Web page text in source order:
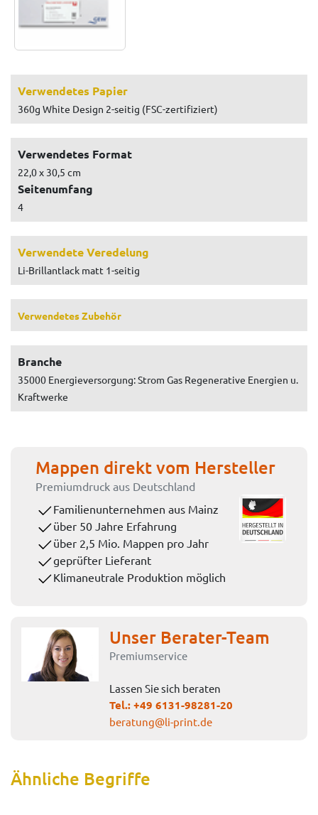
Verwendetes Papier
360g White Design 2-seitig (FSC-zertifiziert)
Verwendetes Format
22,0 x 30,5 cm
Seitenumfang
4
Verwendete Veredelung
Li-Brillantlack matt 1-seitig
Verwendetes Zubehör
Branche
35000 Energieversorgung: Strom Gas Regenerative Energien u.
Kraftwerke
Mappen direkt vom Hersteller
Premiumdruck aus Deutschland
Familienunternehmen aus Mainz
über 50 Jahre Erfahrung
über 2,5 Mio. Mappen pro Jahr
geprüfter Lieferant
Klimaneutrale Produktion möglich
Unser Berater-Team
Premiumservice
Lassen Sie sich beraten
Tel.:+49 6131-98281-20
beratung@li-print.de
Ähnliche Begriffe